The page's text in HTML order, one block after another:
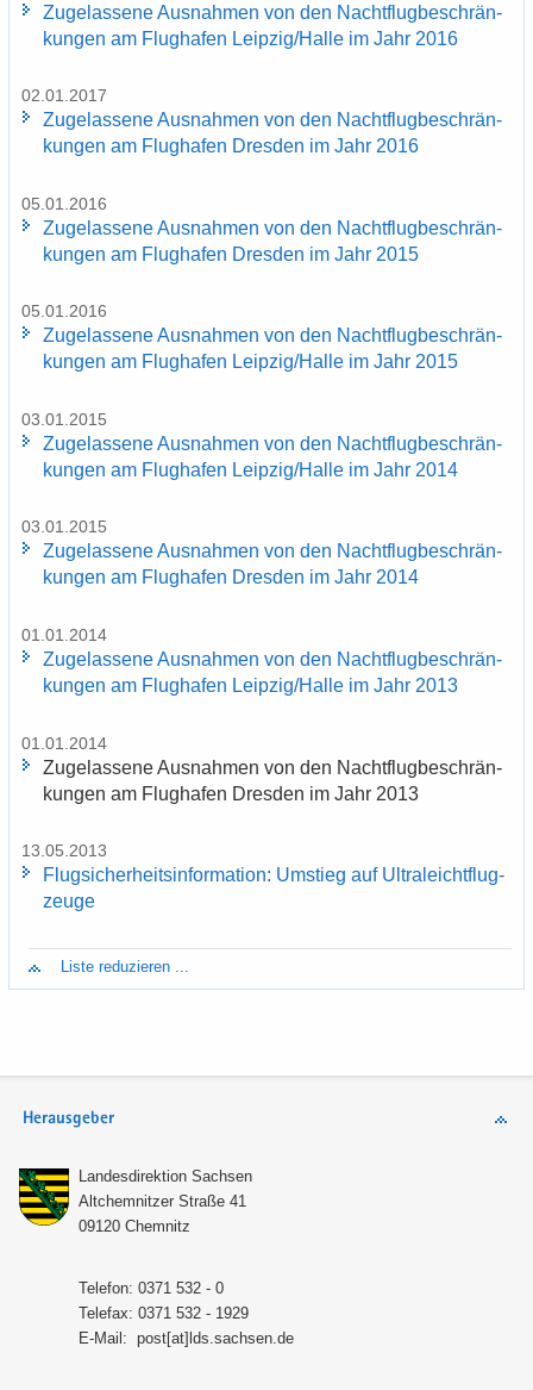
Zu­ge­las­se­ne Aus­nah­men von den Nacht­flug­be­schrän­
kun­gen am Flug­ha­fen Leip­zig/Halle im Jahr 2016
02.01.2017
Zu­ge­las­se­ne Aus­nah­men von den Nacht­flug­be­schrän­
kun­gen am Flug­ha­fen Dres­den im Jahr 2016
05.01.2016
Zu­ge­las­se­ne Aus­nah­men von den Nacht­flug­be­schrän­
kun­gen am Flug­ha­fen Dres­den im Jahr 2015
05.01.2016
Zu­ge­las­se­ne Aus­nah­men von den Nacht­flug­be­schrän­
kun­gen am Flug­ha­fen Leip­zig/Halle im Jahr 2015
03.01.2015
Zu­ge­las­se­ne Aus­nah­men von den Nacht­flug­be­schrän­
kun­gen am Flug­ha­fen Leip­zig/Halle im Jahr 2014
03.01.2015
Zu­ge­las­se­ne Aus­nah­men von den Nacht­flug­be­schrän­
kun­gen am Flug­ha­fen Dres­den im Jahr 2014
01.01.2014
Zu­ge­las­se­ne Aus­nah­men von den Nacht­flug­be­schrän­
kun­gen am Flug­ha­fen Leip­zig/Halle im Jahr 2013
01.01.2014
Zu­ge­las­se­ne Aus­nah­men von den Nacht­flug­be­schrän­
kun­gen am Flug­ha­fen Dres­den im Jahr 2013
13.05.2013
Flug­si­cher­heits­in­for­ma­ti­on: Um­stieg auf Ul­tra­leicht­flug­
zeu­ge
Liste re­du­zie­ren ...
Herausgeber
Lan­des­di­rek­ti­on Sach­sen
Alt­chem­nit­zer Stra­ße 41
09120 Chem­nitz
Te­le­fon: 0371 532 - 0
Te­le­fax: 0371 532 - 1929
E-​Mail: post[at]lds.sach­sen.de